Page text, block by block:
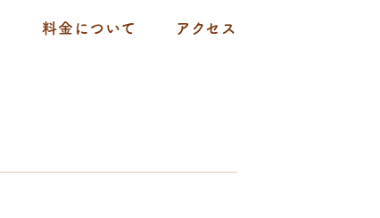
料金について アクセス